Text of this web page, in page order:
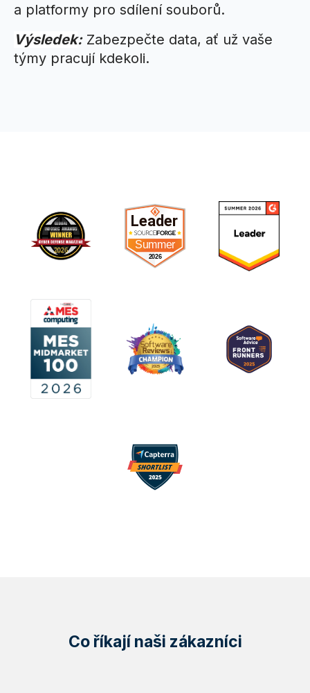
a platformy pro sdílení souborů.
Výsledek: Zabezpečte data, ať už vaše
týmy pracují kdekoli.
Co říkají naši zákazníci